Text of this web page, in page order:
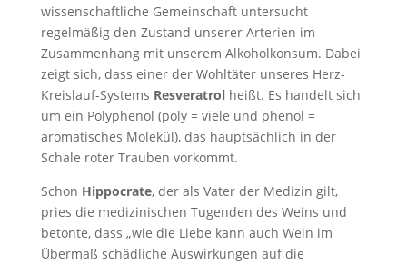
wissenschaftliche Gemeinschaft untersucht
regelmäßig den Zustand unserer Arterien im
Zusammenhang mit unserem Alkoholkonsum. Dabei
zeigt sich, dass einer der Wohltäter unseres Herz-
Kreislauf-Systems Resveratrolheißt. Es handelt sich
um ein Polyphenol (poly = viele und phenol =
aromatisches Molekül), das hauptsächlich in der
Schale roter Trauben vorkommt.
Schon Hippocrate, der als Vater der Medizin gilt,
pries die medizinischen Tugenden des Weins und
betonte, dass „wie die Liebe kann auch Wein im
Übermaß schädliche Auswirkungen auf die